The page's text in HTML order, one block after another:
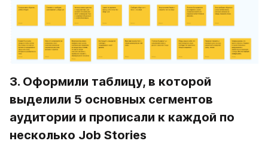
3. Оформили таблицу, в которой
выделили 5 основных сегментов
аудитории и прописали к каждой по
несколько Job Stories